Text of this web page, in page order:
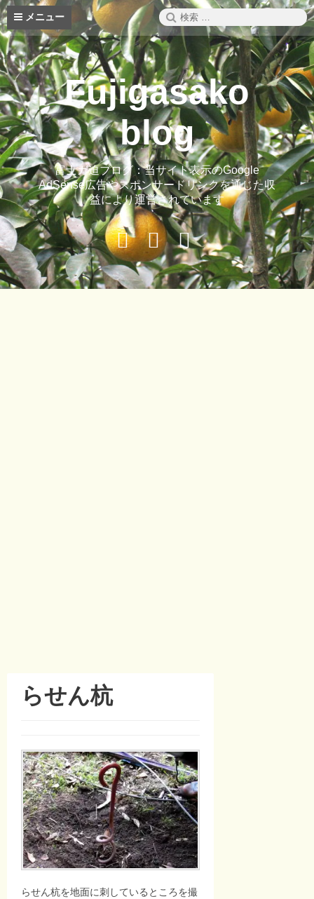
コ
ン
テ
ン
ツ
へ
ス
キ
ッ
プ
メニュー
検
索:
Fujigasako
blog
富士ガ迫ブログ：当サイト表示のGoogle
AdSense広告やスポンサードリンクを通じた収
益により運営されています
Buy
Adspace
Hide
Ads
for
ご
案
内
らせん杭
らせん杭を地面に刺しているところを撮